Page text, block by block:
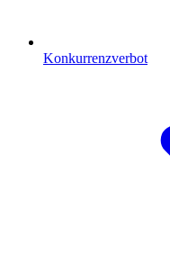
Konkurrenzverbot